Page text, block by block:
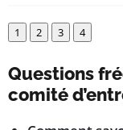
1 2 3 4
Questions
comité